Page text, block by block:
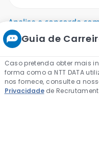
Required
Analise e concorde
tratamento de
Gerenciar alertas
Caso pretenda obter mais
forma como a NTT DATA
nos fornece, consulte a
Privacidadede